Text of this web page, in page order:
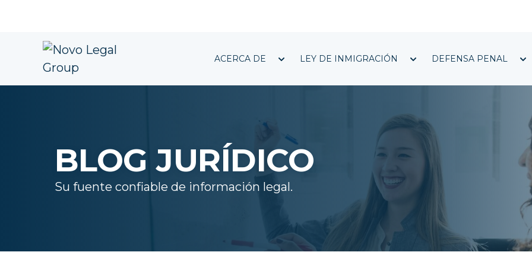
ACERCA DE Show submenu for ACERCA DE
LEY DE INMIGRACIÓN Show submenu for
DEFENSA PENAL
BLOG JURÍDICO
Su fuente confiable de información legal.